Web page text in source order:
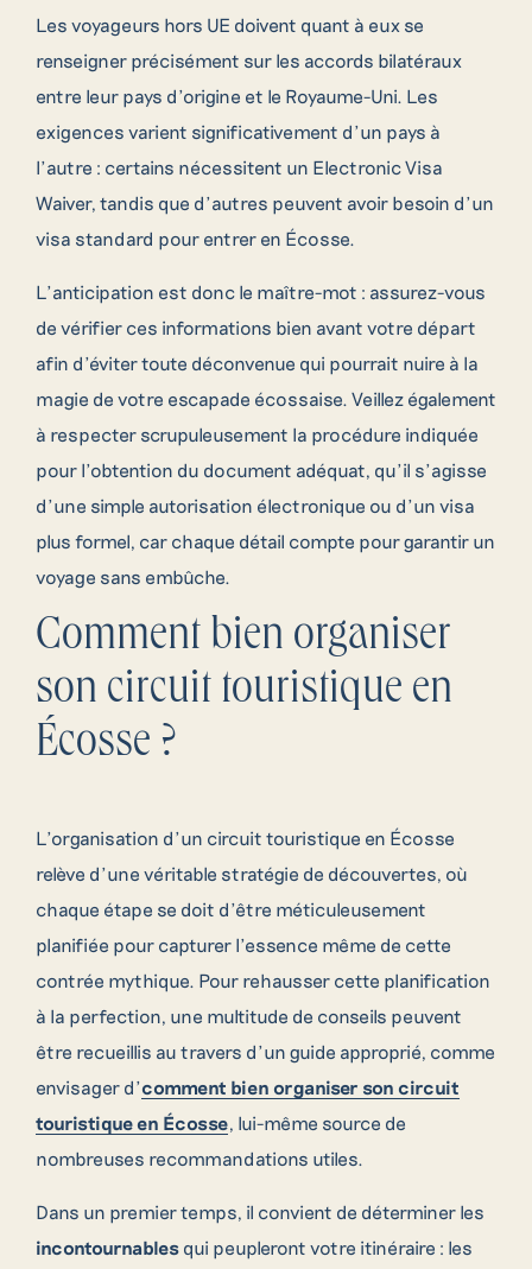
Les voyageurs hors UE doivent quant à eux se
renseigner précisément sur les accords bilatéraux
entre leur pays d’origine et le Royaume-Uni. Les
exigences varient significativement d’un pays à
l’autre : certains nécessitent un Electronic Visa
Waiver, tandis que d’autres peuvent avoir besoin d’un
visa standard pour entrer en Écosse.
L’anticipation est donc le maître-mot : assurez-vous
de vérifier ces informations bien avant votre départ
afin d’éviter toute déconvenue qui pourrait nuire à la
magie de votre escapade écossaise. Veillez également
à respecter scrupuleusement la procédure indiquée
pour l’obtention du document adéquat, qu’il s’agisse
d’une simple autorisation électronique ou d’un visa
plus formel, car chaque détail compte pour garantir un
voyage sans embûche.
Comment bien organiser
son circuit touristique en
Écosse ?
L’organisation d’un circuit touristique en Écosse
relève d’une véritable stratégie de découvertes, où
chaque étape se doit d’être méticuleusement
planifiée pour capturer l’essence même de cette
contrée mythique. Pour rehausser cette planification
à la perfection, une multitude de conseils peuvent
être recueillis au travers d’un guide approprié, comme
envisager d’comment bien organiser son circuit
touristique en Écosse , lui-même source de
nombreuses recommandations utiles.
Dans un premier temps, il convient de déterminer les
incontournables qui peupleront votre itinéraire : les